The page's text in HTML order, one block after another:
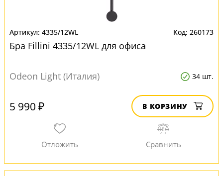
4335/12WL 260173
Бра Fillini 4335/12WL для офиса
Odeon Light (Италия) 34 шт.
5 990 ₽ В КОРЗИНУ